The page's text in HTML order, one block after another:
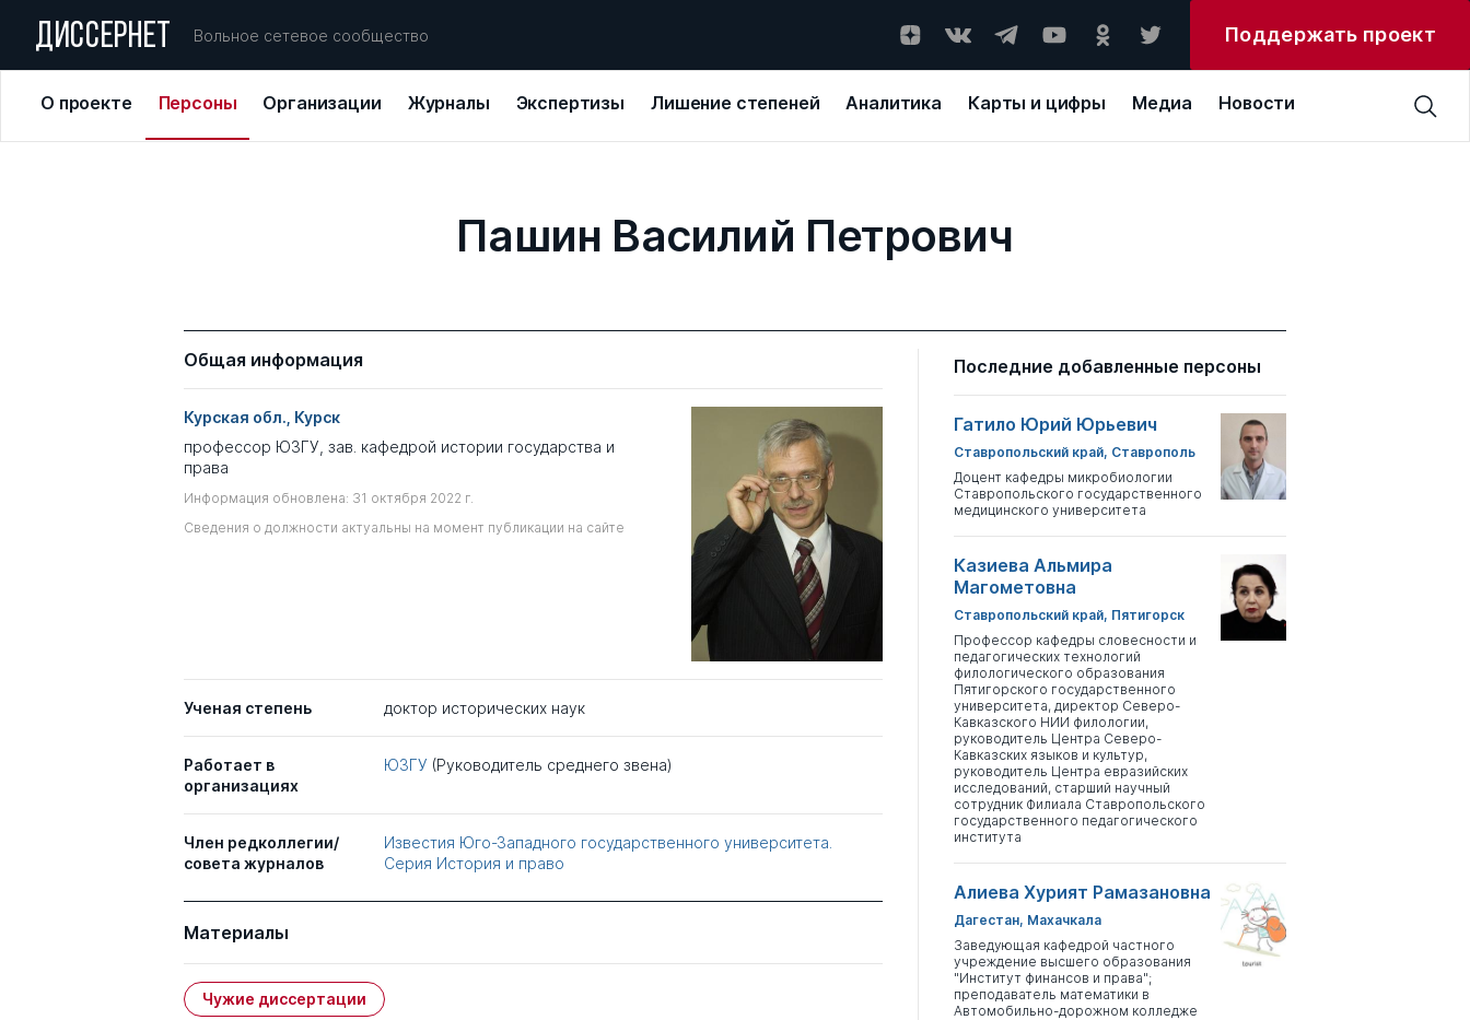
ДИССЕРНЕТ Вольное сетевое сообщество Поддержать проект
О проекте Персоны Организации Журналы Экспертизы Лишение степеней Аналитика Карты и цифры Медиа Новости
Пашин Василий Петрович
Общая информация
Курская обл., Курск
профессор ЮЗГУ, зав. кафедрой истории государства и
права
Информация обновлена: 31 октября 2022 г.
Сведения о должности актуальны на момент публикации на сайте
Ученая степень доктор исторических наук
Работает в
организациях
ЮЗГУ (Руководитель среднего звена)
Член редколлегии/
совета журналов
Известия Юго-Западного государственного университета.
Серия История и право
Материалы
Чужие диссертации
Последние добавленные персоны
Гатило Юрий Юрьевич
Ставропольский край, Ставрополь
Доцент кафедры микробиологии
Ставропольского государственного
медицинского университета
Казиева Альмира
Магометовна
Ставропольский край, Пятигорск
Профессор кафедры словесности и
педагогических технологий
филологического образования
Пятигорского государственного
университета, директор Северо-
Кавказского НИИ филологии,
руководитель Центра Северо-
Кавказских языков и культур,
руководитель Центра евразийских
исследований, старший научный
сотрудник Филиала Ставропольского
государственного педагогического
института
Алиева Хурият Рамазановна
Дагестан, Махачкала
Заведующая кафедрой частного
учреждение высшего образования
"Институт финансов и права";
преподаватель математики в
Автомобильно-дорожном колледже